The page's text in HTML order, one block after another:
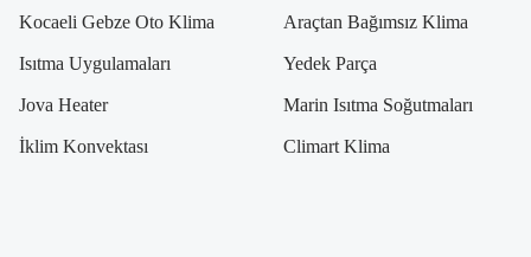
Kocaeli Gebze Oto Klima Araçtan Bağımsız Klima
Isıtma Uygulamaları Yedek Parça
Jova Heater Marin Isıtma Soğutmaları
İklim Konvektası Climart Klima